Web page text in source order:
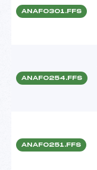
ANAF0301.FFS
ANAF0254.FFS
ANAF0251.FFS